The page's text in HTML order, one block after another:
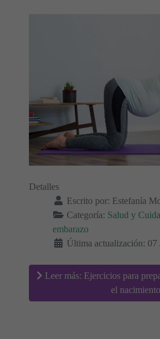
Detalles
Escrito por: Estefanía
Categoría: Salud y
embarazo
Última actualización: 07
Leer más: Ejercicios para
el nacimiento